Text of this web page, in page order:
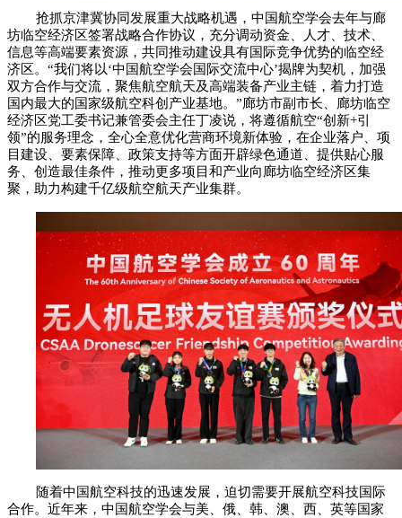
抢抓京津冀协同发展重大战略机遇，中国航空学会去年与廊
坊临空经济区签署战略合作协议，充分调动资金、人才、技术、
信息等高端要素资源，共同推动建设具有国际竞争优势的临空经
济区。“我们将以‘中国航空学会国际交流中心’揭牌为契机，加强
双方合作与交流，聚焦航空航天及高端装备产业主链，着力打造
国内最大的国家级航空科创产业基地。”廊坊市副市长、廊坊临空
经济区党工委书记兼管委会主任丁凌说，将遵循航空“创新+引
领”的服务理念，全心全意优化营商环境新体验，在企业落户、项
目建设、要素保障、政策支持等方面开辟绿色通道、提供贴心服
务、创造最佳条件，推动更多项目和产业向廊坊临空经济区集
聚，助力构建千亿级航空航天产业集群。
随着中国航空科技的迅速发展，迫切需要开展航空科技国际
合作。近年来，中国航空学会与美、俄、韩、澳、西、英等国家